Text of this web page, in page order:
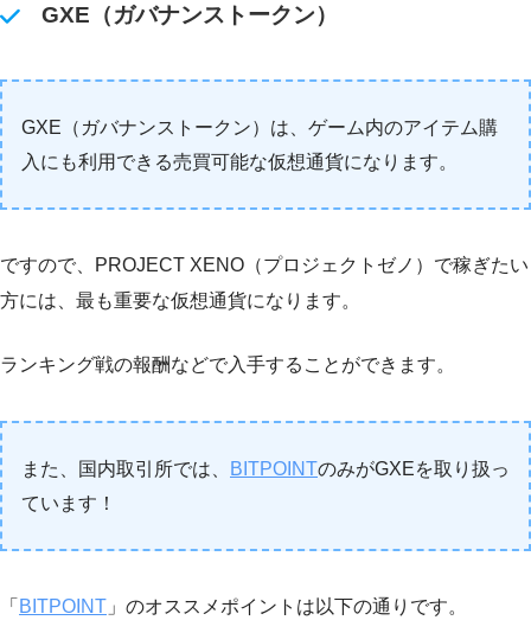
GXE（ガバナンストークン）
GXE（ガバナンストークン）は、ゲーム内のアイテム購
入にも利用できる売買可能な仮想通貨になります。
ですので、PROJECT XENO（プロジェクトゼノ）で稼ぎたい
方には、最も重要な仮想通貨になります。
ランキング戦の報酬などで入手することができます。
また、国内取引所では、 BITPOINTのみがGXEを取り扱っ
ています！
「 BITPOINT 」のオススメポイントは以下の通りです。